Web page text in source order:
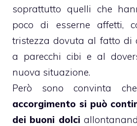
soprattutto quelli che
poco di esserne affetti,
tristezza dovuta al fatto di
a parecchi cibi e al
nuova situazione.
Però sono convinta
accorgimento si può
dei buoni dolci